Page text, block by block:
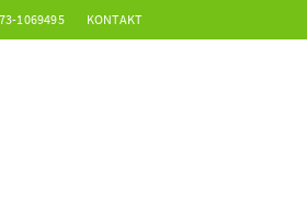
1069495 KONTAKT